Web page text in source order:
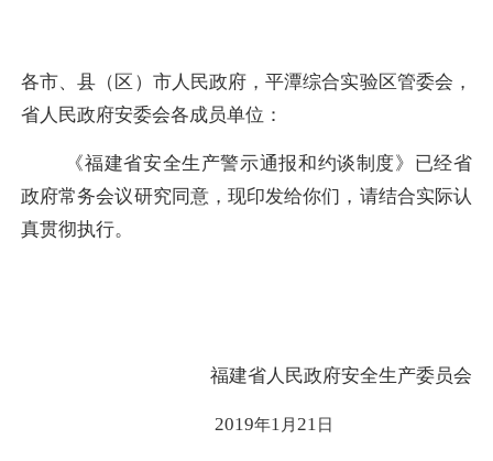
各市、县（区）市人民政府，平潭综合实验区管委会，
省人民政府安委会各成员单位：
《福建省安全生产警示通报和约谈制度》已经省
政府常务会议研究同意，现印发给你们，请结合实际认
真贯彻执行。
福建省人民政府安全生产委员会
2019年1 月21日